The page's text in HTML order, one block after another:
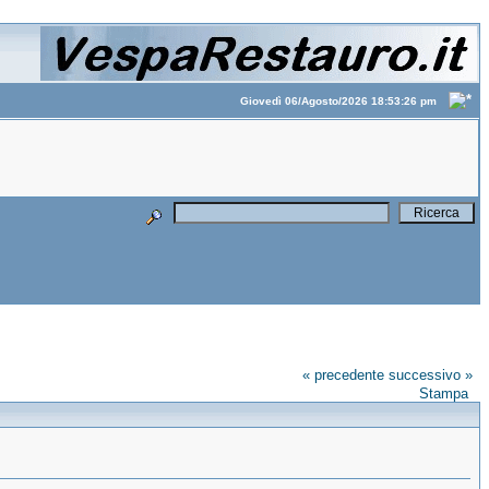
Giovedì 06/Agosto/2026 18:53:26 pm
« precedente successivo »
Stampa